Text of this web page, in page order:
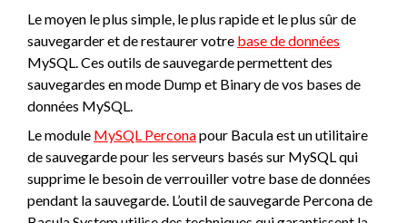
Le moyen le plus simple, le plus rapide et le plus sûr de
sauvegarder et de restaurer votre base de données
MySQL. Ces outils de sauvegarde permettent des
sauvegardes en mode Dump et Binary de vos bases de
données MySQL.
Le module MySQL Perconapour Bacula est un utilitaire
de sauvegarde pour les serveurs basés sur MySQL qui
supprime le besoin de verrouiller votre base de données
pendant la sauvegarde. L’outil de sauvegarde Percona de